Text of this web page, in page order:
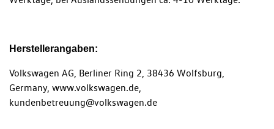
Herstellerangaben:
Volkswagen AG, Berliner Ring 2, 38436 Wolfsburg,
Germany, www.volkswagen.de,
kundenbetreuung@volkswagen.de